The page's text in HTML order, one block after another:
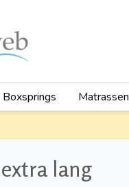
Boxsprings Matrassen
lang